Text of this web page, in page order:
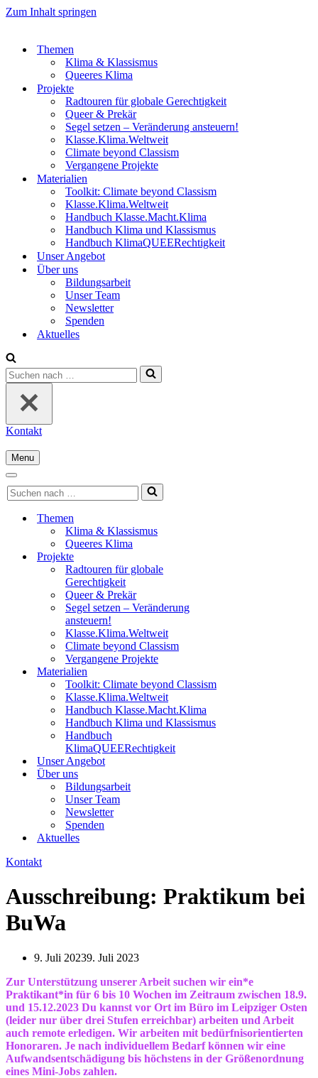
Zum Inhalt springen
Themen
Klima & Klassismus
Queeres Klima
Projekte
Radtouren für globale Gerechtigkeit
Queer & Prekär
Segel setzen – Veränderung ansteuern!
Klasse.Klima.Weltweit
Climate beyond Classism
Vergangene Projekte
Materialien
Toolkit: Climate beyond Classism
Klasse.Klima.Weltweit
Handbuch Klasse.Macht.Klima
Handbuch Klima und Klassismus
Handbuch KlimaQUEERechtigkeit
Unser Angebot
Über uns
Bildungsarbeit
Unser Team
Newsletter
Spenden
Aktuelles
Suchen
nach …
Kontakt
Menu
Navigationsmenü
Navigationsmenü
Suchen
nach …
Themen
Klima & Klassismus
Queeres Klima
Projekte
Radtouren für globale
Gerechtigkeit
Queer & Prekär
Segel setzen – Veränderung
ansteuern!
Klasse.Klima.Weltweit
Climate beyond Classism
Vergangene Projekte
Materialien
Toolkit: Climate beyond Classism
Klasse.Klima.Weltweit
Handbuch Klasse.Macht.Klima
Handbuch Klima und Klassismus
Handbuch
KlimaQUEERechtigkeit
Unser Angebot
Über uns
Bildungsarbeit
Unser Team
Newsletter
Spenden
Aktuelles
Kontakt
Ausschreibung: Praktikum bei
BuWa
9. Juli 20239. Juli 2023
Zur Unterstützung unserer Arbeit suchen wir ein*e
Praktikant*in für 6 bis 10 Wochen im Zeitraum zwischen 18.9.
und 15.12.2023 Du kannst vor Ort im Büro im Leipziger Osten
(leider nur über drei Stufen erreichbar) arbeiten und Arbeit
auch remote erledigen. Wir arbeiten mit bedürfnisorientierten
Honoraren. Je nach individuellem Bedarf können wir eine
Aufwandsentschädigung bis höchstens in der Größenordnung
eines Mini-Jobs zahlen.